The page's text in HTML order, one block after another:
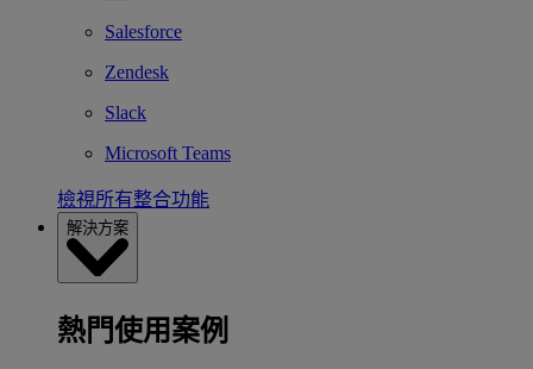
Salesforce
Zendesk
Slack
Microsoft Teams
檢視所有整合功能
解決方案
熱門使用案例